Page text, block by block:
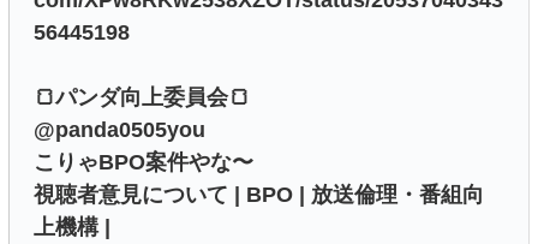
56445198
🍞パンダ向上委員会🍞
@panda0505you
こりゃBPO案件やな〜
視聴者意見について | BPO | 放送倫理・番組向
上機構 |